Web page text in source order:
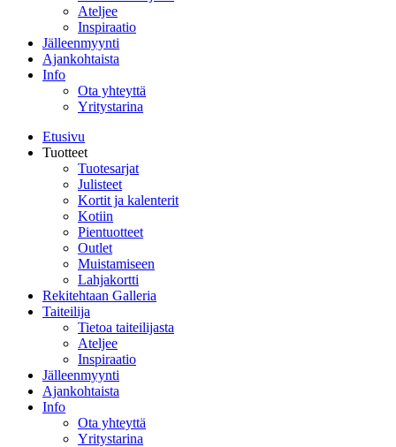
Ateljee
Inspiraatio
Jälleenmyynti
Ajankohtaista
Info
Ota yhteyttä
Yritystarina
Etusivu
Tuotteet
Tuotesarjat
Julisteet
Kortit ja kalenterit
Kotiin
Pientuotteet
Outlet
Muistamiseen
Lahjakortti
Rekitehtaan Galleria
Taiteilija
Tietoa taiteilijasta
Ateljee
Inspiraatio
Jälleenmyynti
Ajankohtaista
Info
Ota yhteyttä
Yritystarina